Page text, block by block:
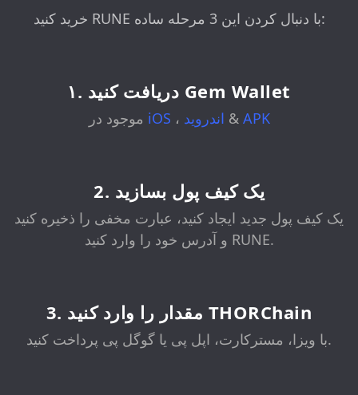
خرید کنید RUNE با دنبال کردن این 3 مرحله ساده:
۱. دریافت کنید Gem Wallet
iOS ، & APK
2. یک کیف پول بسازید
یک کیف پول جدید ایجاد کنید، عبارت مخفی را ذخیره کنید
و آدرس خود را وارد کنید RUNE.
3. مقدار را وارد کنید THORChain
با ویزا، مسترکارت، اپل پی یا گوگل پی پرداخت کنید.